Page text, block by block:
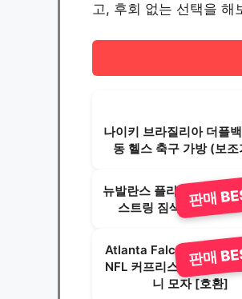
고, 후회 없는 선택을 해
나이키 브라질리아 더플
동 헬스 축구 가방 (보조
뉴발란스 플라잉로고 신발
스트링 짐색 판매
Atlanta Falcons 레드 스
NFL 커프리스 겨울 니트
니 모자 [호환]
판매